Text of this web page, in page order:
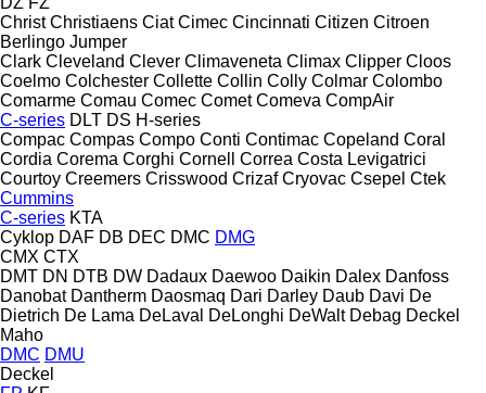
Christ Christiaens Ciat Cimec Cincinnati Citizen Citroen
Berlingo Jumper
Clark Cleveland Clever Climaveneta Climax Clipper Cloos
Coelmo Colchester Collette Collin Colly Colmar Colombo
Comarme Comau Comec Comet Comeva CompAir
C-series DLT DS H-series
Compac Compas Compo Conti Contimac Copeland Coral
Cordia Corema Corghi Cornell Correa Costa Levigatrici
Courtoy Creemers Crisswood Crizaf Cryovac Csepel Ctek
Cummins
C-series KTA
Cyklop DAF DB DEC DMC DMG
CMX CTX
DMT DN DTB DW Dadaux Daewoo Daikin Dalex Danfoss
Danobat Dantherm Daosmaq Dari Darley Daub Davi De
Dietrich De Lama DeLaval DeLonghi DeWalt Debag Deckel
Maho
DMC DMU
Deckel